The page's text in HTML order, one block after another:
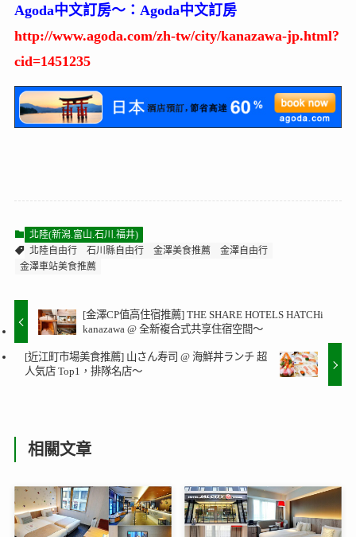
Agoda中文訂房～：Agoda中文訂房
http://www.agoda.com/zh-tw/city/kanazawa-jp.html?
cid=1451235
北陸(新潟.富山.石川.福井)
北陸自由行
石川縣自由行 金澤美食推薦
金澤自由行
金澤車站美食推薦
[金澤CP值高住宿推薦] THE SHARE HOTELS HATCHi
kanazawa @ 全新複合式共享住宿空間～
[近江町市場美食推薦] 山さん寿司 @ 海鮮丼ランチ 超
人気店 Top1，排隊名店～
相關文章